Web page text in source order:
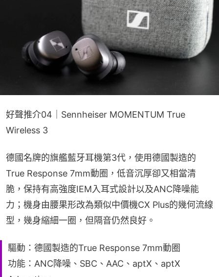
好聲推介04｜Sennheiser MOMENTUM True
Wireless 3
德國名牌的旗艦藍牙耳機第3代，使用德國製造的
True Response 7mm動圈，低音沉厚卻又相當清
脆，保持有高強度IEM入耳式設計以及ANC降噪能
力；機身由腰果形改為類似中價機CX Plus的幾何流線
型，幾身縮細一圈，但隔音仍然良好。
驅動：德國製造的True Response 7mm動圈
功能：ANC降噪、SBC、AAC、aptX、aptX